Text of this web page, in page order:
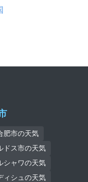
市の天気
ス市の天気
ャワの天気
シュの天気